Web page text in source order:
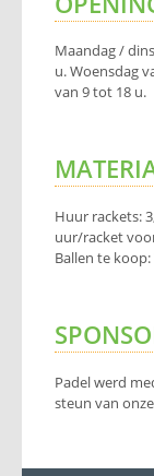
Maandag /
u. Woensdag
van 9 tot 18 u.
Huur rackets:
uur/racket
Ballen te koop:
Padel werd
steun van